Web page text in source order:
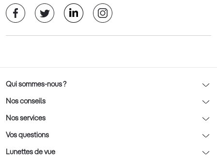
Qui sommes-nous ?
Notre charte déontologique
AFNOR Certification
Rendez-vous prévision
Nos conseils
Nos conseils lunettes
Nos conseils lentilles
Nos conseils enfants
Nos services
Optic 2000 à domicile
Le contrôle de la vue chez votre opticien
Vos questions
Lunettes de vue